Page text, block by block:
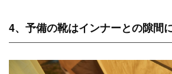
4、予備の靴はインナーとの隙間